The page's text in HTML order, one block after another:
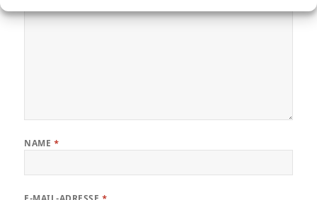
NAME *